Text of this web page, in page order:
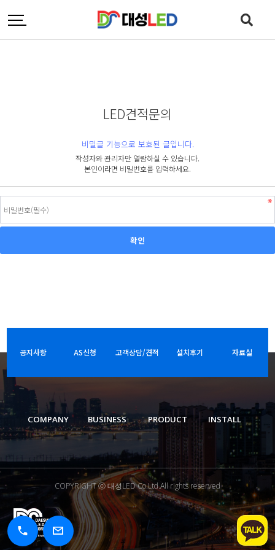
LED견적문의
비밀글 기능으로 보호된 글입니다.
작성자와 관리자만 열람하실 수 있습니다.
본인이라면 비밀번호를 입력하세요.
공지사항 AS신청 고객상담/견적 설치후기 자료실
COMPANY BUSINESS PRODUCT INSTALL
COPYRIGHT ⓒ 대성LED Co.Ltd.All rights reserved